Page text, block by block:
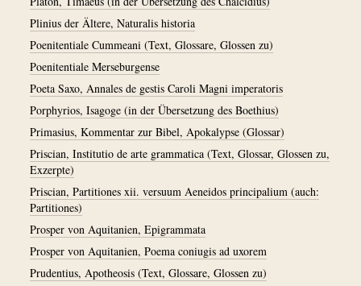
Plinius der Ältere, Naturalis historia
Poenitentiale Cummeani (Text, Glossare, Glossen zu)
Poenitentiale Merseburgense
Poeta Saxo, Annales de gestis Caroli Magni imperatoris
Porphyrios, Isagoge (in der Übersetzung des Boethius)
Primasius, Kommentar zur Bibel, Apokalypse (Glossar)
Priscian, Institutio de arte grammatica (Text, Glossar, Glossen zu,
Exzerpte)
Priscian, Partitiones xii. versuum Aeneidos principalium (auch:
Partitiones)
Prosper von Aquitanien, Epigrammata
Prosper von Aquitanien, Poema coniugis ad uxorem
Prudentius, Apotheosis (Text, Glossare, Glossen zu)